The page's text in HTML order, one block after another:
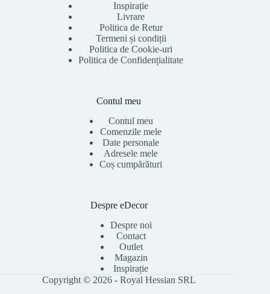
Inspirație
Livrare
Politica de Retur
Termeni și condiții
Politica de Cookie-uri
Politica de Confidențialitate
Contul meu
Contul meu
Comenzile mele
Date personale
Adresele mele
Coș cumpărături
Despre eDecor
Despre noi
Contact
Outlet
Magazin
Inspirație
Copyright © 2026 - Royal Hessian SRL